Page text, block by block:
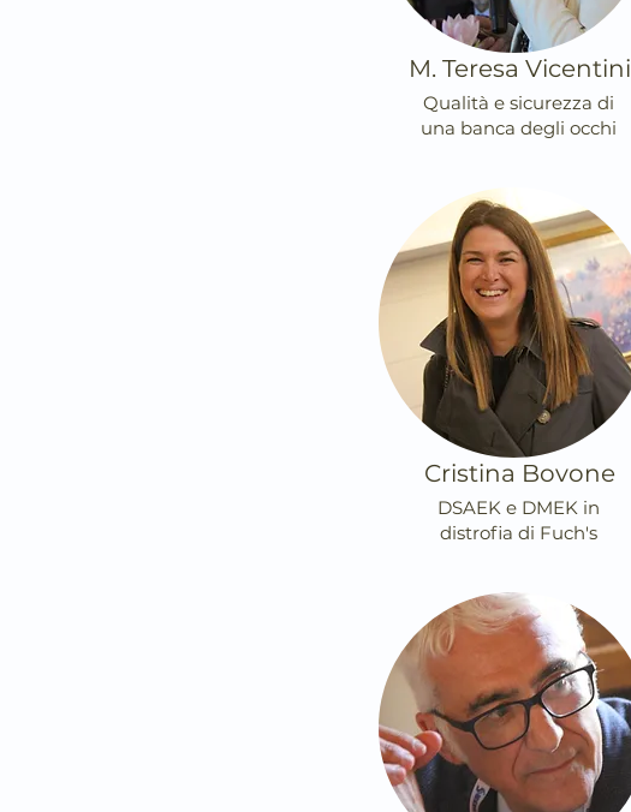
M. Teresa Vicentini
Qualità e sicurezza di
una banca degli occhi
Cristina Bovone
DSAEK e DMEK in
distrofia di Fuch's